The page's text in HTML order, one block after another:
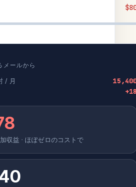
メールから
/ 月
収益 · ほぼゼロのコストで